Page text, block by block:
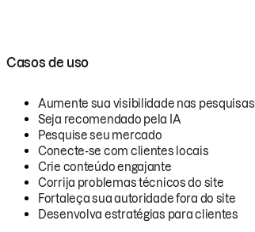
Casos de uso
Aumente sua visibilidade nas pesquisas
Seja recomendado pela IA
Pesquise seu mercado
Conecte-se com clientes locais
Crie conteúdo engajante
Corrija problemas técnicos do site
Fortaleça sua autoridade fora do site
Desenvolva estratégias para clientes